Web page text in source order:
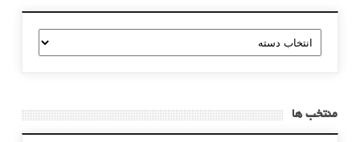
دسته
بندی
منتخب ها